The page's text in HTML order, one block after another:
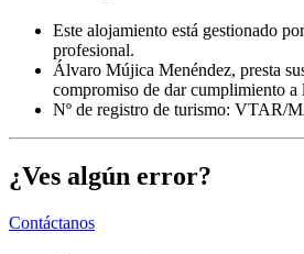
Este alojamiento está gestionado
profesional.
Álvaro Mújica Menéndez, presta
compromiso de dar cumplimiento a
Nº de registro de turismo: VTAR/
¿Ves algún error?
Contáctanos